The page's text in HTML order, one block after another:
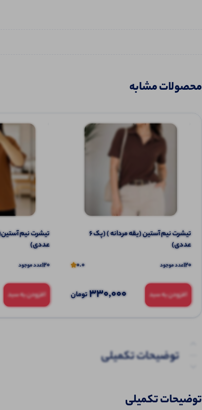
محصولات مشابه
تیشرت نیم آستین (یقه مردانه ) (پک 6
عددی)
120عدد موجود 0.0
افزودن به سبد 330,000تومان
عددی)
120عدد موجود
افزودن به سبد
توضیحات تکمیلی
توضیحات تکمیلی